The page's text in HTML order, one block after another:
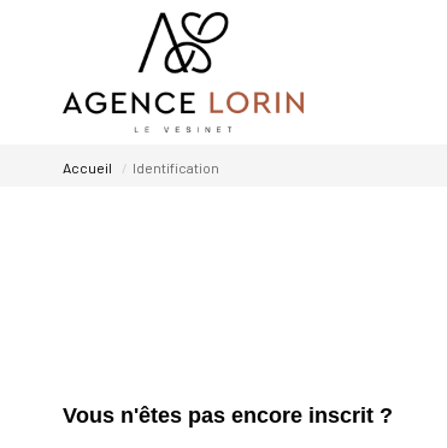
Accueil Identification
Vous n'êtes pas encore inscrit ?